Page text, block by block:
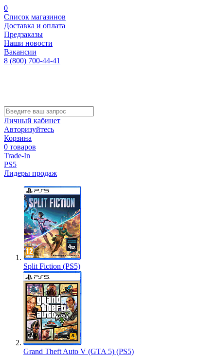
0
Список магазинов
Доставка и оплата
Предзаказы
Наши новости
Вакансии
8 (800) 700-44-41
Личный кабинет
Авторизуйтесь
Корзина
0 товаров
Trade-In
PS5
Лидеры продаж
Split Fiction (PS5)
Grand Theft Auto V (GTA 5) (PS5)